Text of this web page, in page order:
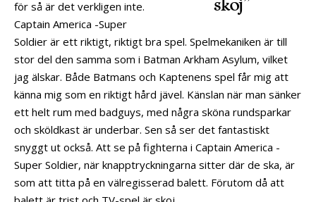
skoj”
för så är det verkligen inte.
Captain America -Super
Soldier är ett riktigt, riktigt bra spel. Spelmekaniken är till
stor del den samma som i Batman Arkham Asylum, vilket
jag älskar. Både Batmans och Kaptenens spel får mig att
känna mig som en riktigt hård jävel. Känslan när man sänker
ett helt rum med badguys, med några sköna rundsparkar
och sköldkast är underbar. Sen så ser det fantastiskt
snyggt ut också. Att se på fighterna i Captain America -
Super Soldier, när knapptryckningarna sitter där de ska, är
som att titta på en välregisserad balett. Förutom då att